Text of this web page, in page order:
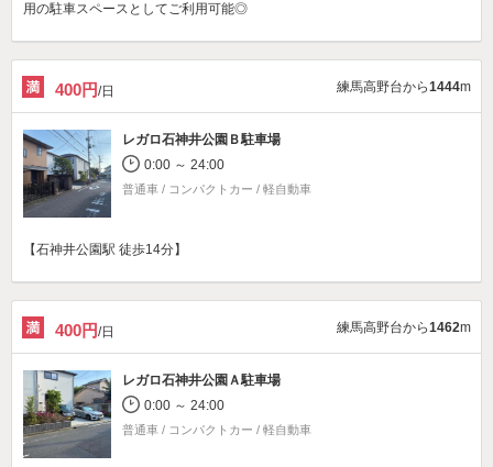
用の駐車スペースとしてご利用可能◎
400円/日 練馬高野台から1444m
レガロ石神井公園Ｂ駐車場
0:00 ～ 24:00
普通車 / コンパクトカー / 軽自動車
【石神井公園駅 徒歩14分】
400円/日 練馬高野台から1462m
レガロ石神井公園Ａ駐車場
0:00 ～ 24:00
普通車 / コンパクトカー / 軽自動車